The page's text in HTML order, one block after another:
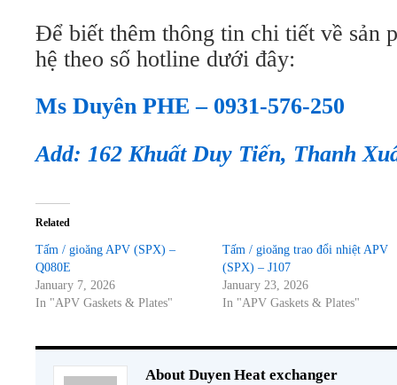
Để biết thêm thông tin chi tiết về sản
hệ theo số hotline dưới đây:
Ms Duyên PHE – 0931-576-250
Add: 162 Khuất Duy Tiến, Thanh
Related
Tấm / gioăng APV (SPX) –
Q080E
January 7, 2026
In "APV Gaskets & Plates"
Tấm / gioăng trao đổi nhiệt APV
(SPX) – J107
January 23, 2026
In "APV Gaskets & Plates"
About Duyen Heat exchanger